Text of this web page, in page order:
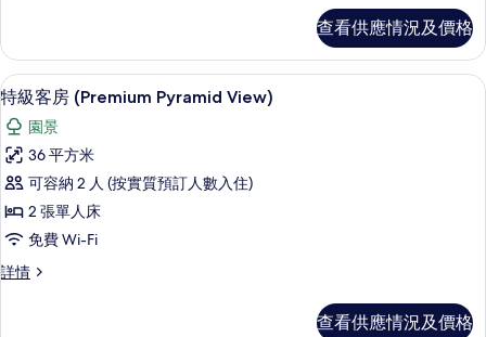
的
相
片
特
大
雙
人
床
(Premium
Pyramid
View)
相
1
張
特
雙
人
(Premium
Pyramid
View)
詳
情
查看供應情況及價格
載
入
所
有
特
級
客
房
迷你吧、房內夾萬、書桌、熨斗/熨衫
6
特級客房 (Premium Pyramid View)
園景
36 平方米
可容納 2 人 (按實質預訂人數入住)
2 張單人床
免費 Wi-Fi
詳情
特
查看供應情況及價格